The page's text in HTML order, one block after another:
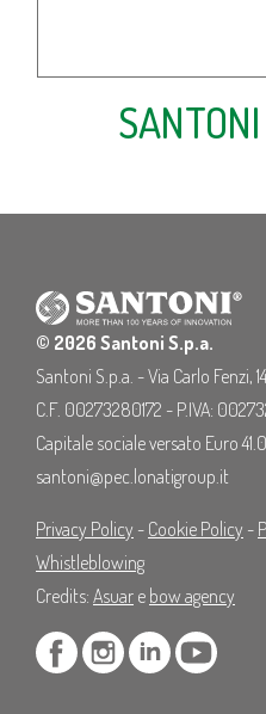
© 2026 Santoni S.p.a.
Santoni S.p.a. - Via Carlo Fenzi,
C.F. 00273280172 - P.IVA:
Capitale sociale versato Euro
santoni@pec.lonatigroup.it
Privacy Policy - Cookie Policy -
Whistleblowing
Credits: Asuar e bow agency